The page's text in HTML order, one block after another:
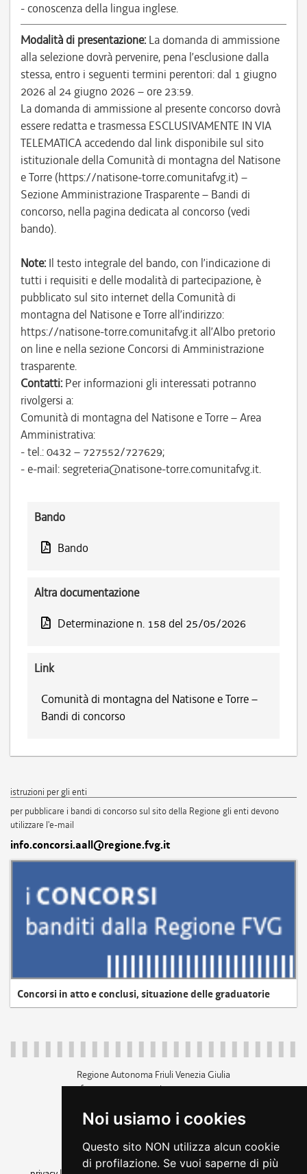
Noi usiamo i cookies
Questo sito NON utilizza alcun cookie
di profilazione. Se vuoi saperne di più
- conoscenza della lingua inglese.
Modalità di presentazione: La domanda di ammissione
alla selezione dovrà pervenire, pena l’esclusione dalla
stessa, entro i seguenti termini perentori: dal 1 giugno
2026 al 24 giugno 2026 – ore 23:59.
La domanda di ammissione al presente concorso dovrà
essere redatta e trasmessa ESCLUSIVAMENTE IN VIA
TELEMATICA accedendo dal link disponibile sul sito
istituzionale della Comunità di montagna del Natisone
e Torre (https://natisone-torre.comunitafvg.it) –
Sezione Amministrazione Trasparente – Bandi di
concorso, nella pagina dedicata al concorso (vedi
bando).
Note: Il testo integrale del bando, con l’indicazione di
tutti i requisiti e delle modalità di partecipazione, è
pubblicato sul sito internet della Comunità di
montagna del Natisone e Torre all’indirizzo:
https://natisone-torre.comunitafvg.it all’Albo pretorio
on line e nella sezione Concorsi di Amministrazione
trasparente.
Contatti: Per informazioni gli interessati potranno
rivolgersi a:
Comunità di montagna del Natisone e Torre – Area
Amministrativa:
- tel.: 0432 – 727552/727629;
- e-mail: segreteria@natisone-torre.comunitafvg.it.
Bando
Bando
Altra documentazione
Determinazione n. 158 del 25/05/2026
Link
Comunità di montagna del Natisone e Torre –
Bandi di concorso
istruzioni per gli enti
per pubblicare i bandi di concorso sul sito della Regione gli enti devono
utilizzare l'e-mail
info.concorsi.aall@regione.fvg.it
Concorsi in atto e conclusi, situazione delle graduatorie
Regione Autonoma Friuli Venezia Giulia
c.f. 80014930327; p.iva 00526040324
+39 040 3771111
amministrazione trasparente